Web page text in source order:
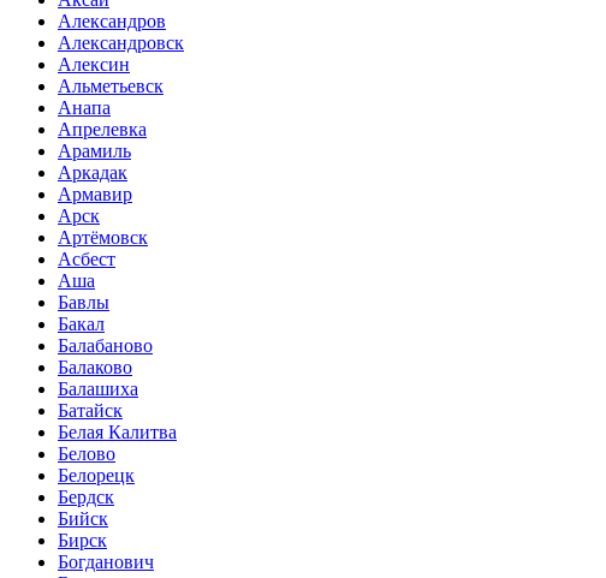
Александров
Александровск
Алексин
Альметьевск
Анапа
Апрелевка
Арамиль
Аркадак
Армавир
Арск
Артёмовск
Асбест
Аша
Бавлы
Бакал
Балабаново
Балаково
Балашиха
Батайск
Белая Калитва
Белово
Белорецк
Бердск
Бийск
Бирск
Богданович